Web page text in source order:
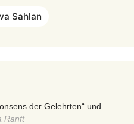
Sahlan
der Gelehrten“ und
Ranft